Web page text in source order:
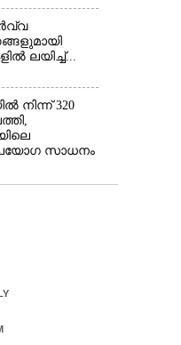
കെ.കെ.
ലയിച്ച്...
നിന്ന് 320
സാധനം